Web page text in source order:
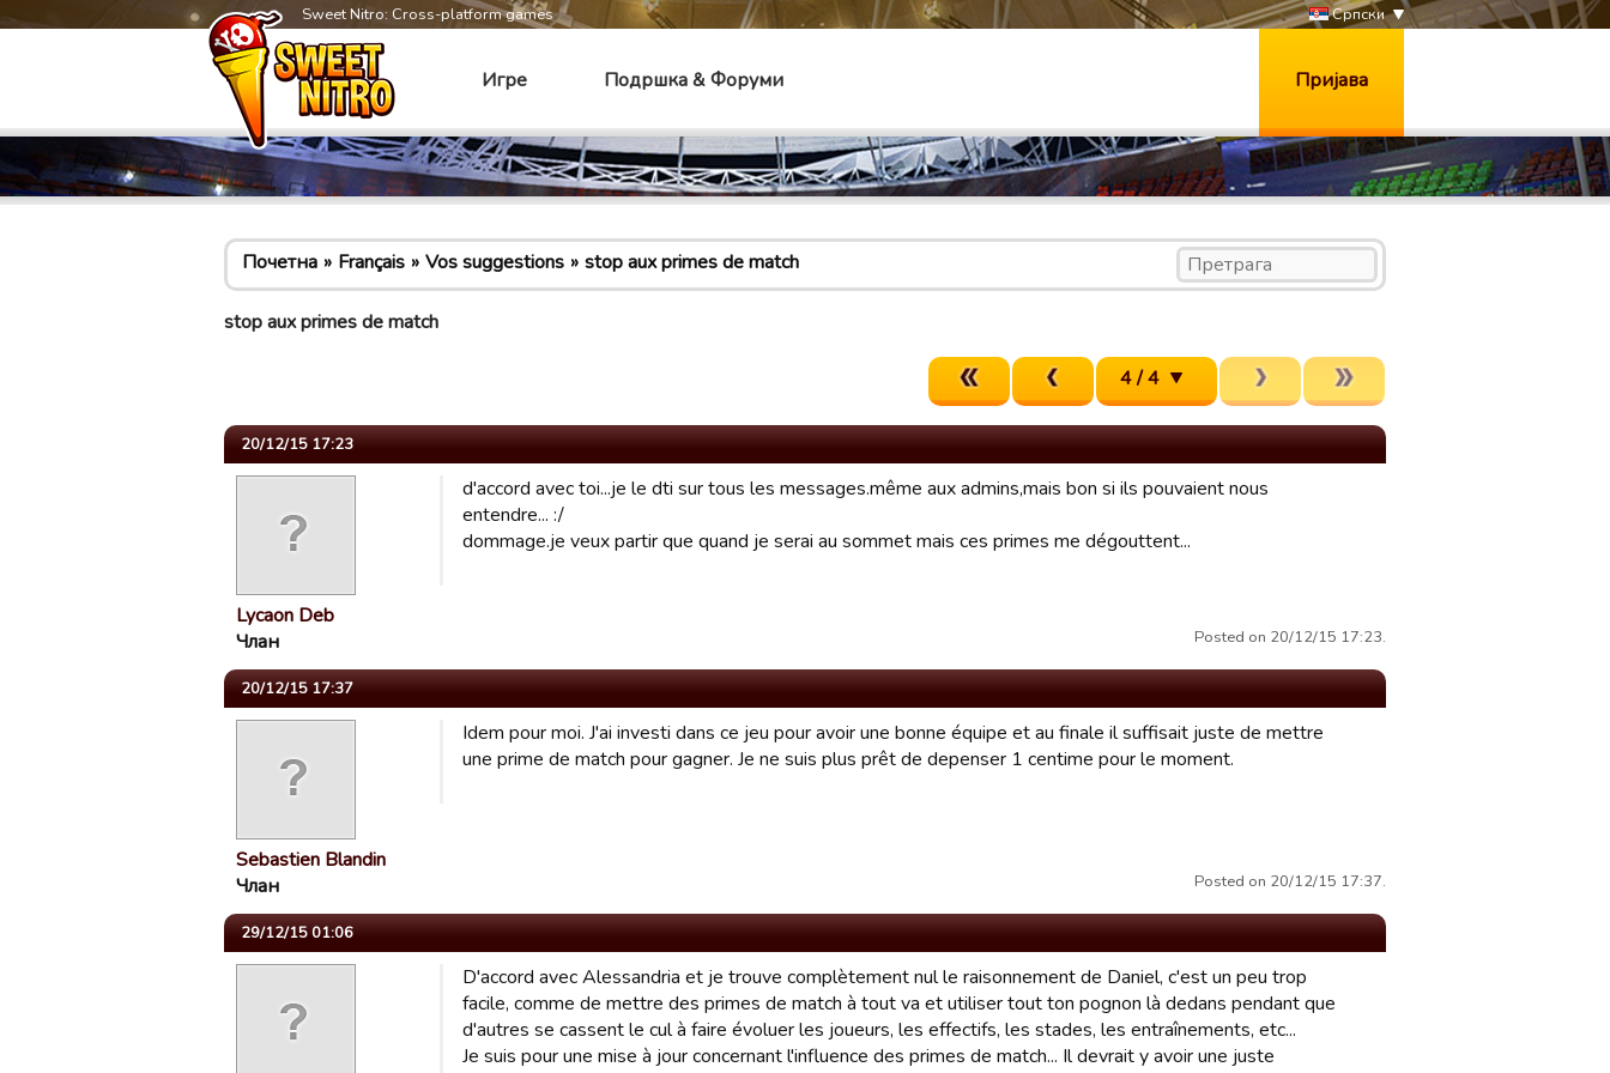
Sweet Nitro: Cross-platform games Српски
Игре Подршка & Форуми Пријава
Почетна Français Vos suggestions stop aux primes de match
stop aux primes de match
4 / 4
20/12/15 17:23
Lycaon Deb
Члан
d'accord avec toi...je le dti sur tous les messages.même aux admins,mais bon si ils pouvaient nous
entendre... :/
dommage.je veux partir que quand je serai au sommet mais ces primes me dégouttent...
Posted on 20/12/15 17:23.
20/12/15 17:37
Sebastien Blandin
Члан
Idem pour moi. J'ai investi dans ce jeu pour avoir une bonne équipe et au finale il suffisait juste de mettre
une prime de match pour gagner. Je ne suis plus prêt de depenser 1 centime pour le moment.
Posted on 20/12/15 17:37.
29/12/15 01:06
D'accord avec Alessandria et je trouve complètement nul le raisonnement de Daniel, c'est un peu trop
facile, comme de mettre des primes de match à tout va et utiliser tout ton pognon là dedans pendant que
d'autres se cassent le cul à faire évoluer les joueurs, les effectifs, les stades, les entraînements, etc...
Je suis pour une mise à jour concernant l'influence des primes de match... Il devrait y avoir une juste